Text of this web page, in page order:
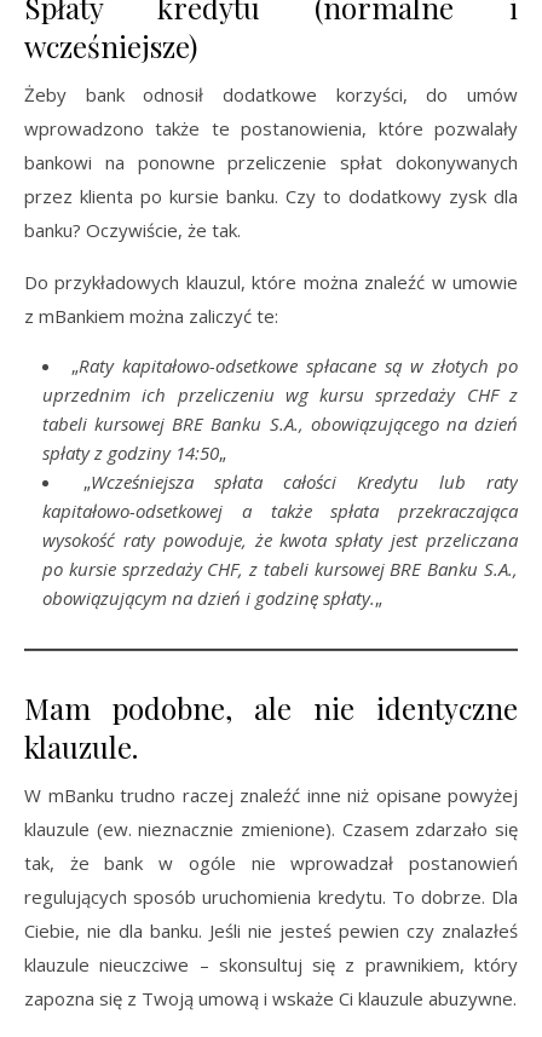
wcześniejsze)
Żeby bank odnosił dodatkowe korzyści, do umów
wprowadzono także te postanowienia, które pozwalały
bankowi na ponowne przeliczenie spłat dokonywanych
przez klienta po kursie banku. Czy to dodatkowy zysk dla
banku? Oczywiście, że tak.
Do przykładowych klauzul, które można znaleźć w umowie
z mBankiem można zaliczyć te:
„Raty kapitałowo-odsetkowe spłacane są w złotych po
uprzednim ich przeliczeniu wg kursu sprzedaży CHF z
tabeli kursowej BRE Banku S.A., obowiązującego na dzień
spłaty z godziny 14:50„
„Wcześniejsza spłata całości Kredytu lub raty
kapitałowo-odsetkowej a także spłata przekraczająca
wysokość raty powoduje, że kwota spłaty jest przeliczana
po kursie sprzedaży CHF, z tabeli kursowej BRE Banku S.A.,
obowiązującym na dzień i godzinę spłaty.„
Mam podobne, ale nie identyczne
klauzule.
W mBanku trudno raczej znaleźć inne niż opisane powyżej
klauzule (ew. nieznacznie zmienione). Czasem zdarzało się
tak, że bank w ogóle nie wprowadzał postanowień
regulujących sposób uruchomienia kredytu. To dobrze. Dla
Ciebie, nie dla banku. Jeśli nie jesteś pewien czy znalazłeś
klauzule nieuczciwe – skonsultuj się z prawnikiem, który
zapozna się z Twoją umową i wskaże Ci klauzule abuzywne.